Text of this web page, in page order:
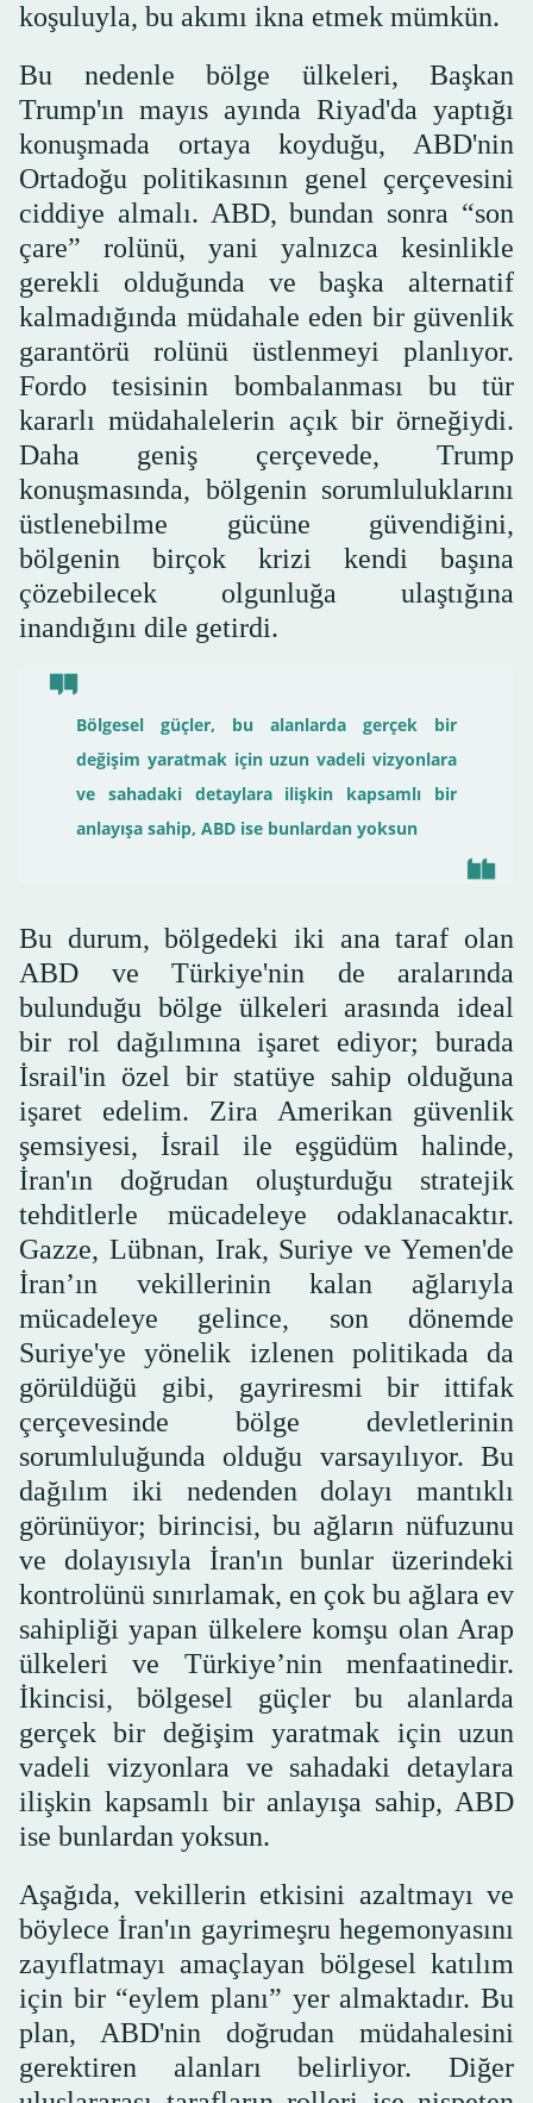
koşuluyla, bu akımı ikna etmek mümkün.
Bu nedenle bölge ülkeleri, Başkan
Trump'ın mayıs ayında Riyad'da yaptığı
konuşmada ortaya koyduğu, ABD'nin
Ortadoğu politikasının genel çerçevesini
ciddiye almalı. ABD, bundan sonra “son
çare” rolünü, yani yalnızca kesinlikle
gerekli olduğunda ve başka alternatif
kalmadığında müdahale eden bir güvenlik
garantörü rolünü üstlenmeyi planlıyor.
Fordo tesisinin bombalanması bu tür
kararlı müdahalelerin açık bir örneğiydi.
Daha geniş çerçevede, Trump
konuşmasında, bölgenin sorumluluklarını
üstlenebilme gücüne güvendiğini,
bölgenin birçok krizi kendi başına
çözebilecek olgunluğa ulaştığına
inandığını dile getirdi.
Bölgesel güçler, bu alanlarda gerçek bir
değişim yaratmak için uzun vadeli vizyonlara
ve sahadaki detaylara ilişkin kapsamlı bir
anlayışa sahip, ABD ise bunlardan yoksun
Bu durum, bölgedeki iki ana taraf olan
ABD ve Türkiye'nin de aralarında
bulunduğu bölge ülkeleri arasında ideal
bir rol dağılımına işaret ediyor; burada
İsrail'in özel bir statüye sahip olduğuna
işaret edelim. Zira Amerikan güvenlik
şemsiyesi, İsrail ile eşgüdüm halinde,
İran'ın doğrudan oluşturduğu stratejik
tehditlerle mücadeleye odaklanacaktır.
Gazze, Lübnan, Irak, Suriye ve Yemen'de
İran’ın vekillerinin kalan ağlarıyla
mücadeleye gelince, son dönemde
Suriye'ye yönelik izlenen politikada da
görüldüğü gibi, gayriresmi bir ittifak
çerçevesinde bölge devletlerinin
sorumluluğunda olduğu varsayılıyor. Bu
dağılım iki nedenden dolayı mantıklı
görünüyor; birincisi, bu ağların nüfuzunu
ve dolayısıyla İran'ın bunlar üzerindeki
kontrolünü sınırlamak, en çok bu ağlara ev
sahipliği yapan ülkelere komşu olan Arap
ülkeleri ve Türkiye’nin menfaatinedir.
İkincisi, bölgesel güçler bu alanlarda
gerçek bir değişim yaratmak için uzun
vadeli vizyonlara ve sahadaki detaylara
ilişkin kapsamlı bir anlayışa sahip, ABD
ise bunlardan yoksun.
Aşağıda, vekillerin etkisini azaltmayı ve
böylece İran'ın gayrimeşru hegemonyasını
zayıflatmayı amaçlayan bölgesel katılım
için bir “eylem planı” yer almaktadır. Bu
plan, ABD'nin doğrudan müdahalesini
gerektiren alanları belirliyor. Diğer